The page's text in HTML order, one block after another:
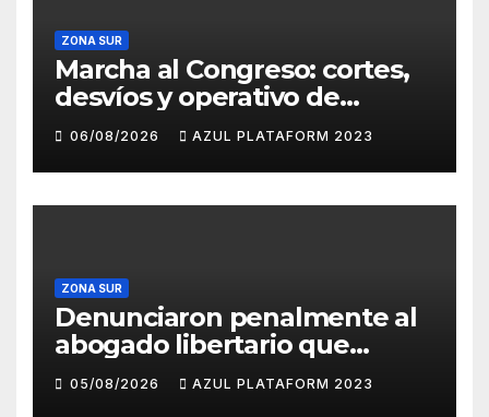
ZONA SUR
Marcha al Congreso: cortes,
desvíos y operativo de
seguridad por la protesta
contra la reforma de la Ley
de Tierras
06/08/2026 AZUL PLATAFORM 2023
ZONA SUR
Denunciaron penalmente al
abogado libertario que
propuso tirar napalm sobre
el Gran Buenos Aires
05/08/2026 AZUL PLATAFORM 2023